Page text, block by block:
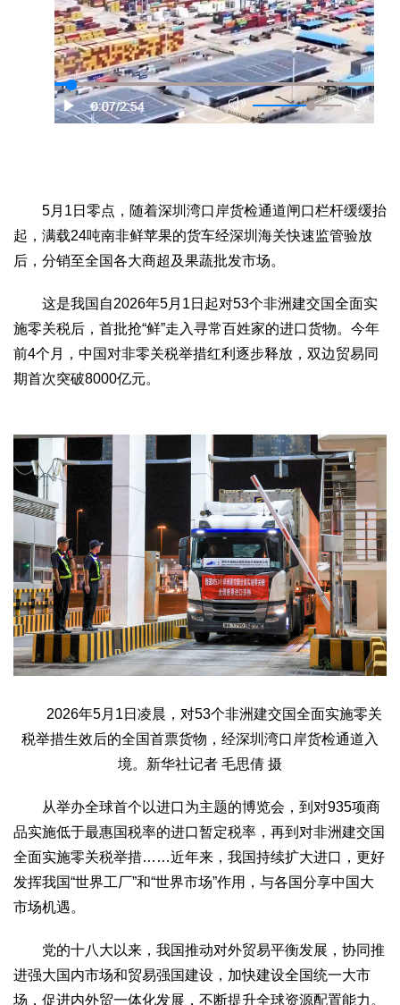
5月1日零点，随着深圳湾口岸货检通道闸口栏杆缓缓抬
起，满载24吨南非鲜苹果的货车经深圳海关快速监管验放
后，分销至全国各大商超及果蔬批发市场。
这是我国自2026年5月1日起对53个非洲建交国全面实
施零关税后，首批抢“鲜”走入寻常百姓家的进口货物。今年
前4个月，中国对非零关税举措红利逐步释放，双边贸易同
期首次突破8000亿元。
2026年5月1日凌晨，对53个非洲建交国全面实施零关
税举措生效后的全国首票货物，经深圳湾口岸货检通道入
境。新华社记者 毛思倩 摄
从举办全球首个以进口为主题的博览会，到对935项商
品实施低于最惠国税率的进口暂定税率，再到对非洲建交国
全面实施零关税举措……近年来，我国持续扩大进口，更好
发挥我国“世界工厂”和“世界市场”作用，与各国分享中国大
市场机遇。
党的十八大以来，我国推动对外贸易平衡发展，协同推
进强大国内市场和贸易强国建设，加快建设全国统一大市
场，促进内外贸一体化发展，不断提升全球资源配置能力。